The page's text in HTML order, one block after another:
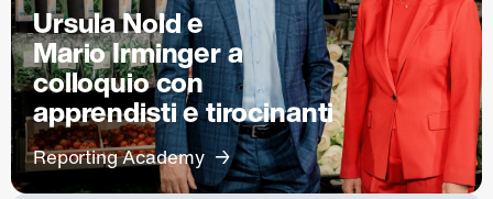
Ursula Nold e
Mario Irminger a
colloquio con
apprendisti e tirocinanti
Reporting Academy